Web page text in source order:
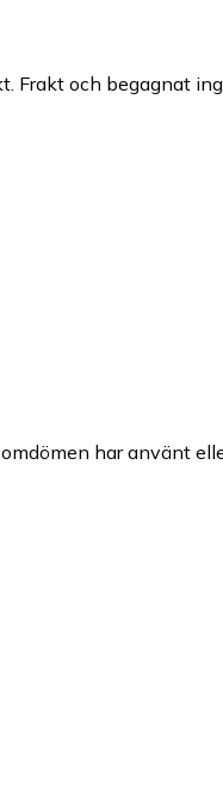
Frakt och begagnat
har använt